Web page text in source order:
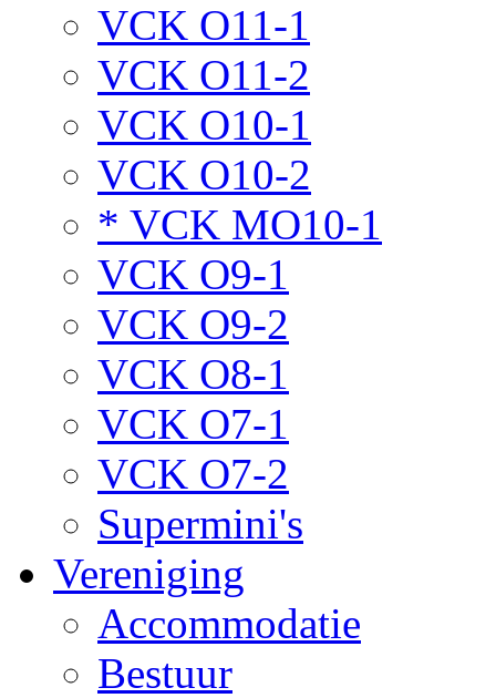
VCK O11-1
VCK O11-2
VCK O10-1
VCK O10-2
* VCK MO10-1
VCK O9-1
VCK O9-2
VCK O8-1
VCK O7-1
VCK O7-2
Supermini's
Vereniging
Accommodatie
Bestuur